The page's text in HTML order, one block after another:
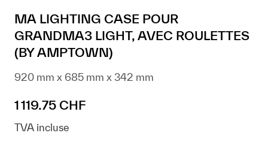
MA LIGHTING CASE POUR
GRANDMA3 LIGHT, AVEC ROULETTES
(BY AMPTOWN)
920 mm x 685 mm x 342 mm
Prix régulier :
1 119.75 CHF
TVA incluse